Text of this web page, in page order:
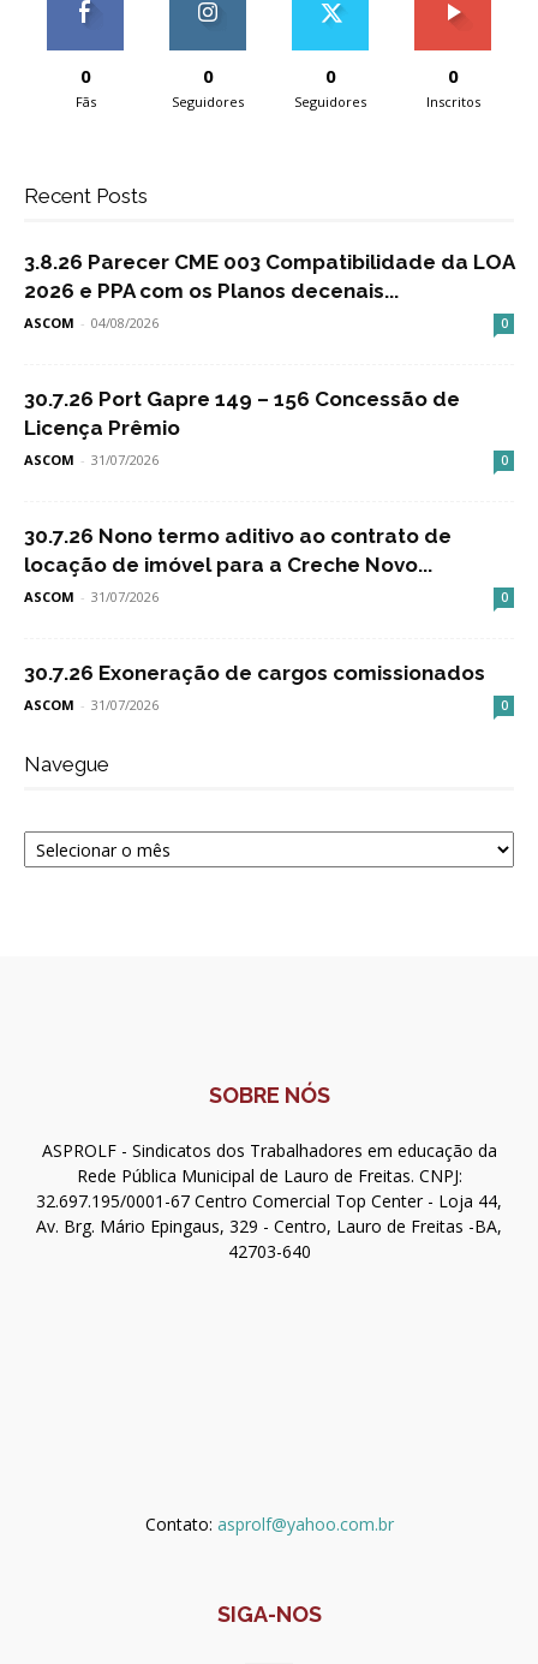
0
Fãs
0
Seguidores
0
Seguidores
0
Inscritos
Recent Posts
3.8.26 Parecer CME 003 Compatibilidade da LOA
2026 e PPA com os Planos decenais...
ASCOM - 04/08/2026 0
30.7.26 Port Gapre 149 – 156 Concessão de
Licença Prêmio
ASCOM - 31/07/2026 0
30.7.26 Nono termo aditivo ao contrato de
locação de imóvel para a Creche Novo...
ASCOM - 31/07/2026 0
30.7.26 Exoneração de cargos comissionados
ASCOM - 31/07/2026 0
Navegue
Navegue
SOBRE NÓS
ASPROLF - Sindicatos dos Trabalhadores em educação da
Rede Pública Municipal de Lauro de Freitas. CNPJ:
32.697.195/0001-67 Centro Comercial Top Center - Loja 44,
Av. Brg. Mário Epingaus, 329 - Centro, Lauro de Freitas -BA,
42703-640
Contato: asprolf@yahoo.com.br
SIGA-NOS